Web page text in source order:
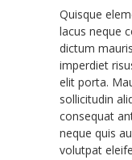
Quisque
lacus neque
dictum
imperdiet
elit porta.
sollicitudin
consequat
neque quis
volutpat